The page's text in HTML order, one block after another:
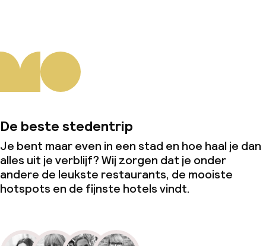
De beste stedentrip
Je bent maar even in een stad en hoe haal je dan
alles uit je verblijf? Wij zorgen dat je onder
andere de leukste restaurants, de mooiste
hotspots en de fijnste hotels vindt.